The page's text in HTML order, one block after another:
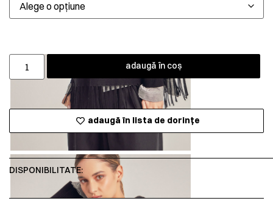
adaugă în coș
adaugă în lista de dorințe
DISPONIBILITATE: